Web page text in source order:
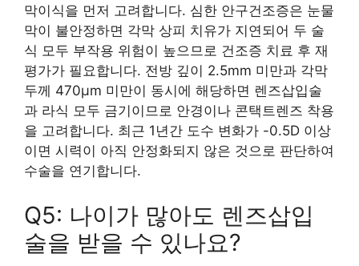
막이식을 먼저 고려합니다. 심한 안구건조증은 눈물
막이 불안정하면 각막 상피 치유가 지연되어 두 술
식 모두 부작용 위험이 높으므로 건조증 치료 후 재
평가가 필요합니다. 전방 깊이 2.5mm 미만과 각막
두께 470μm 미만이 동시에 해당하면 렌즈삽입술
과 라식 모두 금기이므로 안경이나 콘택트렌즈 착용
을 고려합니다. 최근 1년간 도수 변화가 -0.5D 이상
이면 시력이 아직 안정화되지 않은 것으로 판단하여
수술을 연기합니다.
Q5: 나이가 많아도 렌즈삽입
술을 받을 수 있나요?